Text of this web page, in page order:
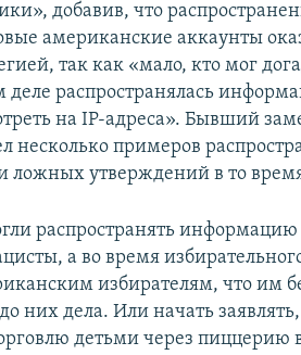
добавив, что
американские аккаунты
так как «мало, кто мог
деле распространялась
на IP-адреса». Бывший
несколько примеров
ложных утверждений в то
распространять информацию
а во время
избирателям, что им
них дела. Или начать
детьми через пиццерию